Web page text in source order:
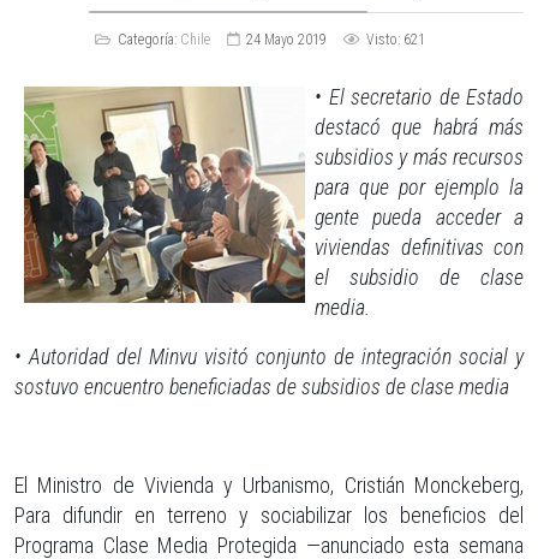
Categoría: Chile 24 Mayo 2019 Visto: 621
• El secretario de Estado
destacó que habrá más
subsidios y más recursos
para que por ejemplo la
gente pueda acceder a
viviendas definitivas con
el subsidio de clase
media.
• Autoridad del Minvu visitó conjunto de integración social y
sostuvo encuentro beneficiadas de subsidios de clase media
El Ministro de Vivienda y Urbanismo, Cristián Monckeberg,
Para difundir en terreno y sociabilizar los beneficios del
Programa Clase Media Protegida —anunciado esta semana